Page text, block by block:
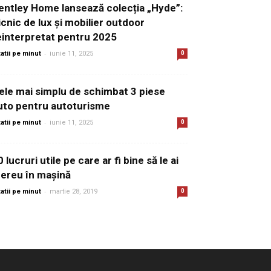
Home lansează colecția „Hyde”:
de lux și mobilier outdoor
pentru 2025
pe minut - iunie 11, 2025 0
mai simplu de schimbat 3 piese
pentru autoturisme
pe minut - iunie 11, 2025 0
lucruri utile pe care ar fi bine să le ai
în mașină
pe minut - martie 28, 2019 0